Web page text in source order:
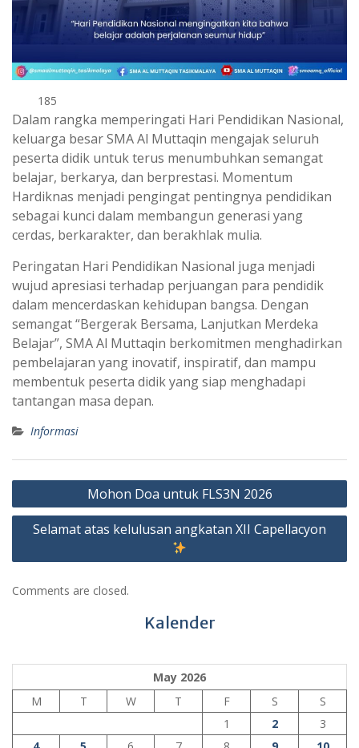
185
Dalam rangka memperingati Hari Pendidikan Nasional,
keluarga besar SMA Al Muttaqin mengajak seluruh
peserta didik untuk terus menumbuhkan semangat
belajar, berkarya, dan berprestasi. Momentum
Hardiknas menjadi pengingat pentingnya pendidikan
sebagai kunci dalam membangun generasi yang
cerdas, berkarakter, dan berakhlak mulia.
Peringatan Hari Pendidikan Nasional juga menjadi
wujud apresiasi terhadap perjuangan para pendidik
dalam mencerdaskan kehidupan bangsa. Dengan
semangat “Bergerak Bersama, Lanjutkan Merdeka
Belajar”, SMA Al Muttaqin berkomitmen menghadirkan
pembelajaran yang inovatif, inspiratif, dan mampu
membentuk peserta didik yang siap menghadapi
tantangan masa depan.
Informasi
Post
navigation
Mohon Doa untuk FLS3N 2026
Selamat atas kelulusan angkatan XII Capellacyon
Comments are closed.
Kalender
May 2026
M
T W T F S
S
1
2
3